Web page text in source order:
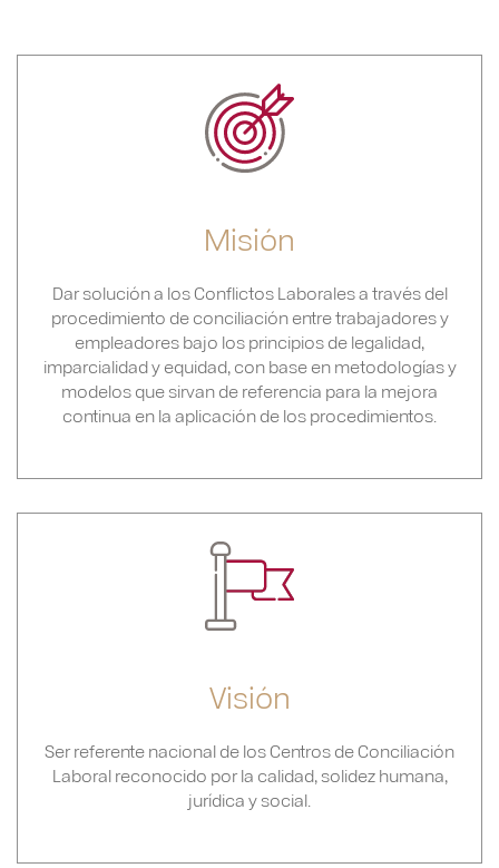
Misión
Dar solución a los Conflictos Laborales a través del
procedimiento de conciliación entre trabajadores y
empleadores bajo los principios de legalidad,
imparcialidad y equidad, con base en metodologías y
modelos que sirvan de referencia para la mejora
continua en la aplicación de los procedimientos.
Visión
Ser referente nacional de los Centros de Conciliación
Laboral reconocido por la calidad, solidez humana,
jurídica y social.